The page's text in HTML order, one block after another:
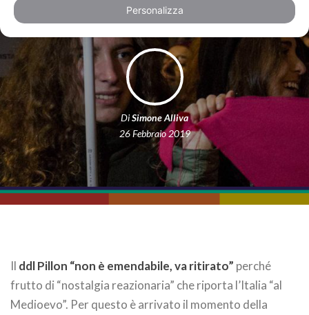
DiSimone Alliva
26 Febbraio 2019
Il ddl Pillon “non è emendabile, va ritirato” perché
frutto di “nostalgia reazionaria” che riporta l’Italia “al
Medioevo”. Per questo è arrivato il momento della
Personalizza